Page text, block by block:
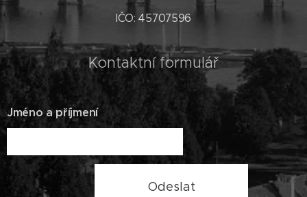
IČO: 45707596
Kontaktní formulář
Jméno a příjmení
Odeslat